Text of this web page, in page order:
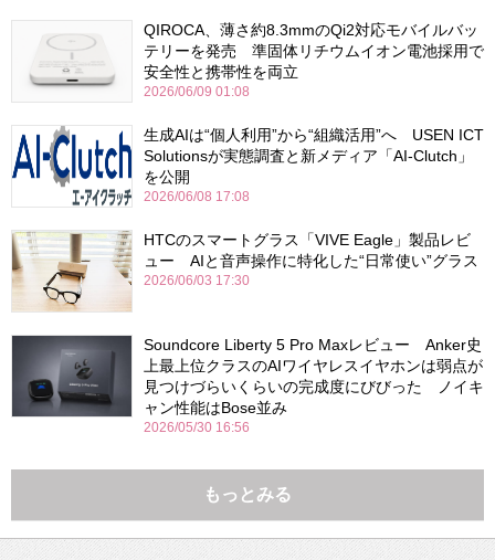
QIROCA、薄さ約8.3mmのQi2対応モバイルバッ
テリーを発売 準固体リチウムイオン電池採用で
安全性と携帯性を両立
2026/06/09 01:08
生成AIは“個人利用”から“組織活用”へ USEN ICT
Solutionsが実態調査と新メディア「AI-Clutch」
を公開
2026/06/08 17:08
HTCのスマートグラス「VIVE Eagle」製品レビ
ュー AIと音声操作に特化した“日常使い”グラス
2026/06/03 17:30
Soundcore Liberty 5 Pro Maxレビュー Anker史
上最上位クラスのAIワイヤレスイヤホンは弱点が
見つけづらいくらいの完成度にびびった ノイキ
ャン性能はBose並み
2026/05/30 16:56
もっとみる